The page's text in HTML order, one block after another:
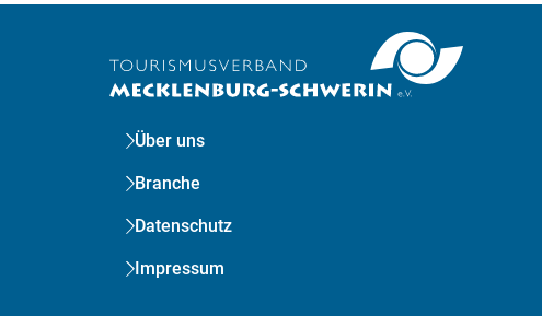
Über uns
Branche
Datenschutz
Impressum